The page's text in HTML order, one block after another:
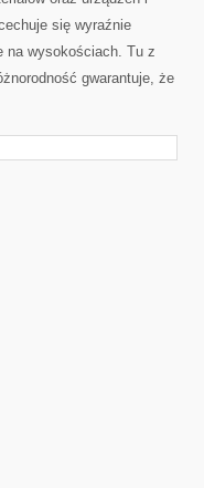
się wyraźnie
na wysokościach. Tu z
gwarantuje, że